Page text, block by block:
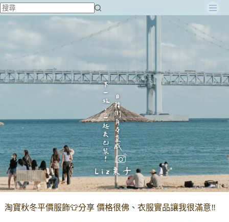
跳
容
淘寶秋冬平價服飾👕分享 價格很佛、衣服實品讓我很滿意‼️